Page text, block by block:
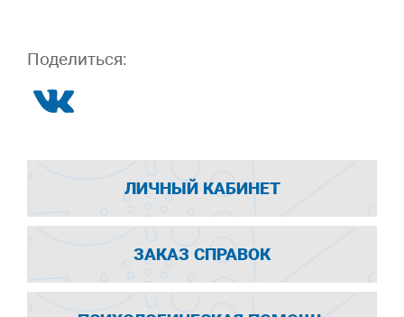
Поделиться:
ЛИЧНЫЙ КАБИНЕТ
ЗАКАЗ СПРАВОК